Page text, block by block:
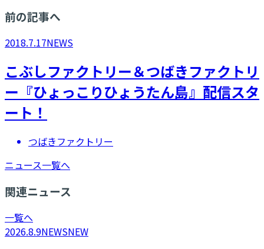
前の記事へ
2018.7.17NEWS
こぶしファクトリー＆つばきファクトリ
ー『ひょっこりひょうたん島』配信スタ
ート！
つばきファクトリー
ニュース一覧へ
関連ニュース
一覧へ
2026.8.9NEWSNEW